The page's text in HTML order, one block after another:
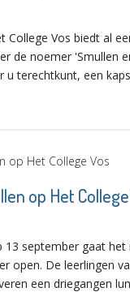
College Vos biedt al
de noemer 'Smullen
u terechtkunt, een
op Het
13 september gaat
open. De leerlingen
een driegangen